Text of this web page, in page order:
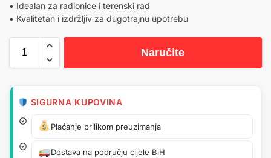
• Idealan za radionice i terenski rad
• Kvalitetan i izdržljiv za dugotrajnu upotrebu
Naručite
SIGURNA KUPOVINA
Plaćanje prilikom preuzimanja
Dostava na području cijele BiH